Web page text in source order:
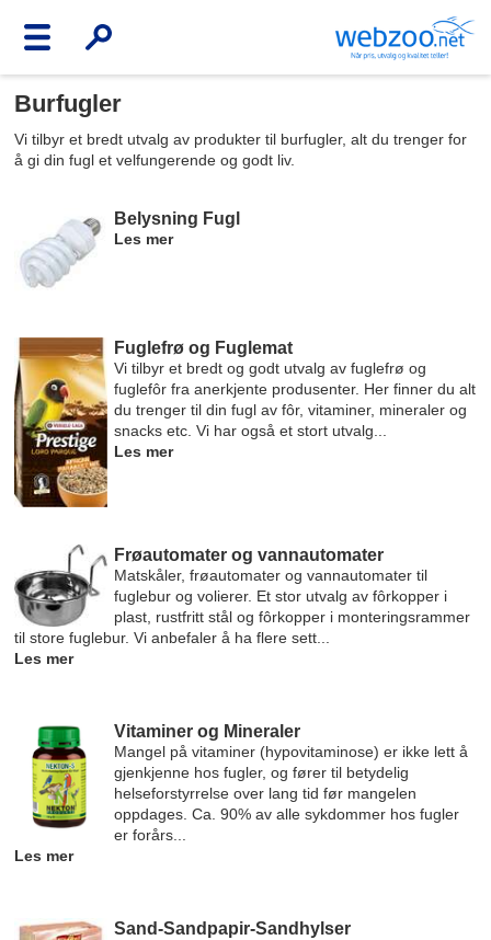
Burfugler
Vi tilbyr et bredt utvalg av produkter til burfugler, alt du trenger for
å gi din fugl et velfungerende og godt liv.
Belysning Fugl
Les mer
Fuglefrø og Fuglemat
Vi tilbyr et bredt og godt utvalg av fuglefrø og
fuglefôr fra anerkjente produsenter. Her finner du alt
du trenger til din fugl av fôr, vitaminer, mineraler og
snacks etc. Vi har også et stort utvalg...
Les mer
Frøautomater og vannautomater
Matskåler, frøautomater og vannautomater til
fuglebur og volierer. Et stor utvalg av fôrkopper i
plast, rustfritt stål og fôrkopper i monteringsrammer
til store fuglebur. Vi anbefaler å ha flere sett...
Les mer
Vitaminer og Mineraler
Mangel på vitaminer (hypovitaminose) er ikke lett å
gjenkjenne hos fugler, og fører til betydelig
helseforstyrrelse over lang tid før mangelen
oppdages. Ca. 90% av alle sykdommer hos fugler
er forårs...
Les mer
Sand-Sandpapir-Sandhylser